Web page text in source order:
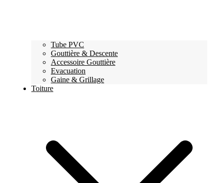
Tube PVC
Gouttière & Descente
Accessoire Gouttière
Evacuation
Gaine & Grillage
Toiture